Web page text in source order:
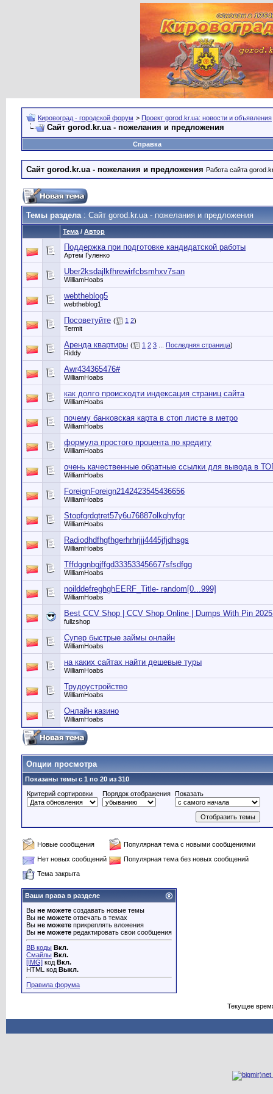
Кировоград - городской форум > Проект gorod.kr.ua: новости и объявления
Сайт gorod.kr.ua - пожелания и предложения
Справка
Сайт gorod.kr.ua - пожелания и предложения Работа сайта
Темы раздела: Сайт gorod.kr.ua - пожелания и предложения
Тема / Автор
Поддержка при подготовке кандидатской работы
Артем Гуленко
Uber2ksdajlkfhrewirfcbsmhxv7san
WilliamHoabs
webtheblog5
webtheblog1
Посоветуйте ( 1 2)
Termit
Аренда квартиры ( 1 2 3 Последняя страница)
Riddy
Awr434365476#
WilliamHoabs
как долго происходти индексация страниц сайта
WilliamHoabs
почему банковская карта в стоп листе в метро
WilliamHoabs
формула простого процента по кредиту
WilliamHoabs
очень качественные обратные ссылки для вывода в
WilliamHoabs
ForeignForeign2142423545436656
WilliamHoabs
Stopfgrdgtret57y6u76887olkghyfgr
WilliamHoabs
Radiodhdfhgfhgerhrhrjjj4445jfjdhsgs
WilliamHoabs
Tffdggnbgjffgd333533456677sfsdfgg
WilliamHoabs
noilddefreghghEERF_Title- random[0...999]
WilliamHoabs
Best CCV Shop | CCV Shop Online | Dumps With Pin
fullzshop
Супер быстрые займы онлайн
WilliamHoabs
на каких сайтах найти дешевые туры
WilliamHoabs
Трудоустройство
WilliamHoabs
Онлайн казино
WilliamHoabs
Опции просмотра
Показаны темы с 1 по 20 из 310
Критерий сортировки
Порядок отображения Показать
Новые сообщения
Популярная тема с новыми сообщениями
Нет новых сообщений
Популярная тема без новых сообщений
Тема закрыта
Ваши права в разделе
Вы не можете создавать новые темы
Вы не можете отвечать в темах
Вы не можете прикреплять вложения
Вы не можете редактировать свои сообщения
BB коды Вкл.
Смайлы Вкл.
[IMG] код Вкл.
HTML код Выкл.
Правила форума
Текущее